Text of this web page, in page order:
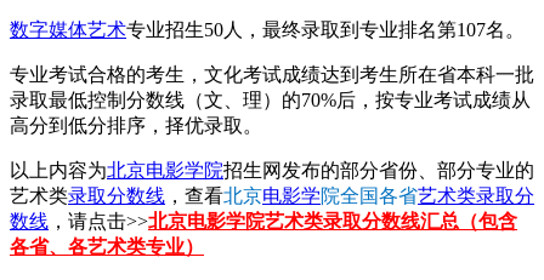
数字媒体艺术专业招生50人，最终录取到专业排名第107名。
专业考试合格的考生，文化考试成绩达到考生所在省本科一批
录取最低控制分数线（文、理）的70%后，按专业考试成绩从
高分到低分排序，择优录取。
以上内容为北京电影学院招生网发布的部分省份、部分专业的
艺术类录取分数线 ，查看北京电影学院全国各省艺术类录取分
数线 ，请点击>>北京电影学院艺术类录取分数线汇总（包含
各省、各艺术类专业）